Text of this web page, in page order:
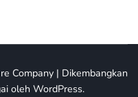
Company | Dikembangkan
oleh WordPress.